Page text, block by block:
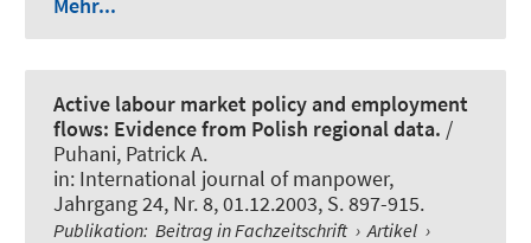
Mehr...
Active labour market policy and employment
flows: Evidence from Polish regional data. /
Puhani, Patrick A.
in: International journal of manpower,
Jahrgang 24, Nr. 8, 01.12.2003, S. 897-915.
Publikation: Beitrag in Fachzeitschrift › Artikel ›